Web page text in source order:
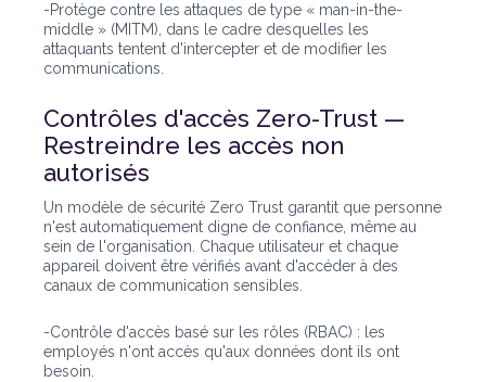
-Protège contre les attaques de type « man-in-the-
middle » (MITM), dans le cadre desquelles les
attaquants tentent d'intercepter et de modifier les
communications.
Contrôles d'accès Zero-Trust —
Restreindre les accès non
autorisés
Un modèle de sécurité Zero Trust garantit que personne
n'est automatiquement digne de confiance, même au
sein de l'organisation. Chaque utilisateur et chaque
appareil doivent être vérifiés avant d'accéder à des
canaux de communication sensibles.
-Contrôle d'accès basé sur les rôles (RBAC) : les
employés n'ont accès qu'aux données dont ils ont
besoin.